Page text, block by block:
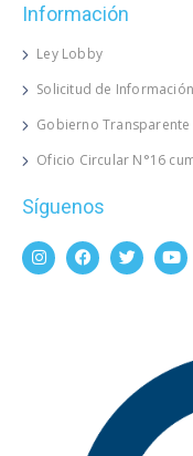
Información
Ley Lobby
Solicitud de Información
Gobierno Transparente
Oficio Circular N°16
Síguenos